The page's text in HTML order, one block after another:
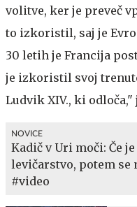
volitve, ker je preveč
to izkoristil, saj je
30 letih je Francija
je izkoristil svoj
Ludvik XIV., ki
NOVICE
Kadič v Uri moči: Če
levičarstvo, potem se
#video